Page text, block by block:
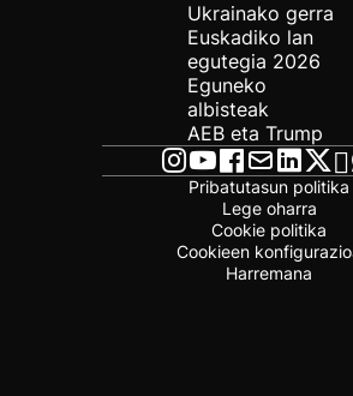
Ukrainako gerra
Euskadiko lan
egutegia 2026
Eguneko
albisteak
AEB eta Trump
Pribatutasun politika
Lege oharra
Cookie politika
Cookieen
Harremana